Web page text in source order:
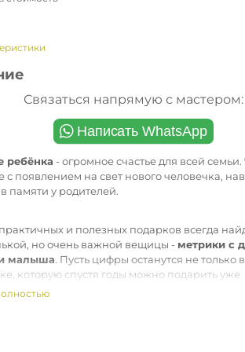
Связаться напрямую с мастером:
ребёнка - огромное счастье для всей семьи.
с появлением на свет нового человечка,
в памяти у родителей.
и полезных подарков всегда
но очень важной вещицы - метрики с
малыша. Пусть цифры останутся не только
которую спустя годы можно подарить уже
виновнику торжества 😉